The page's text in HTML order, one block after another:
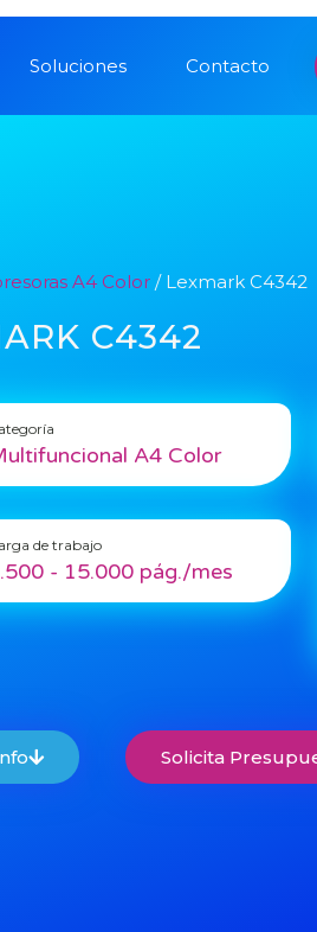
Soluciones Contacto
A4 Color / Lexmark C4342
C4342
A4 Color
de trabajo
- 15.000 pág./mes
Solicita